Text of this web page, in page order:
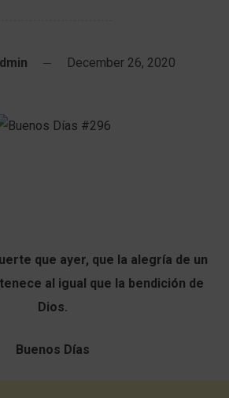
December 26, 2020
que ayer, que la alegría de un
al igual que la bendición de
Dios.
Buenos Días